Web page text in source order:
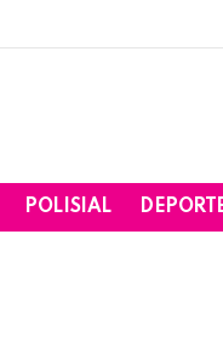
POLISIAL